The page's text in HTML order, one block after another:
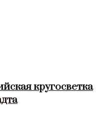
кругосветка